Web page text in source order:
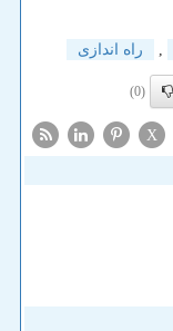
, راه اندازی
(0)
X